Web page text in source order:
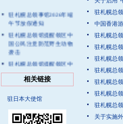
驻札幌总领事馆2026年端
午节放假通知
驻札幌总领馆提醒领区中
国公民注意防范野生动物
袭击
驻札幌总领馆提醒领区中
震余震
补领婚姻登记证件预约功
能的通知
驻札幌总领馆提醒中国公
相关链接
驻日本大使馆
驻札幌总
中国香港
驻札幌总
驻札幌总
驻札幌总
驻札幌总
驻札幌总
驻札幌总
驻札幌总
关于实施